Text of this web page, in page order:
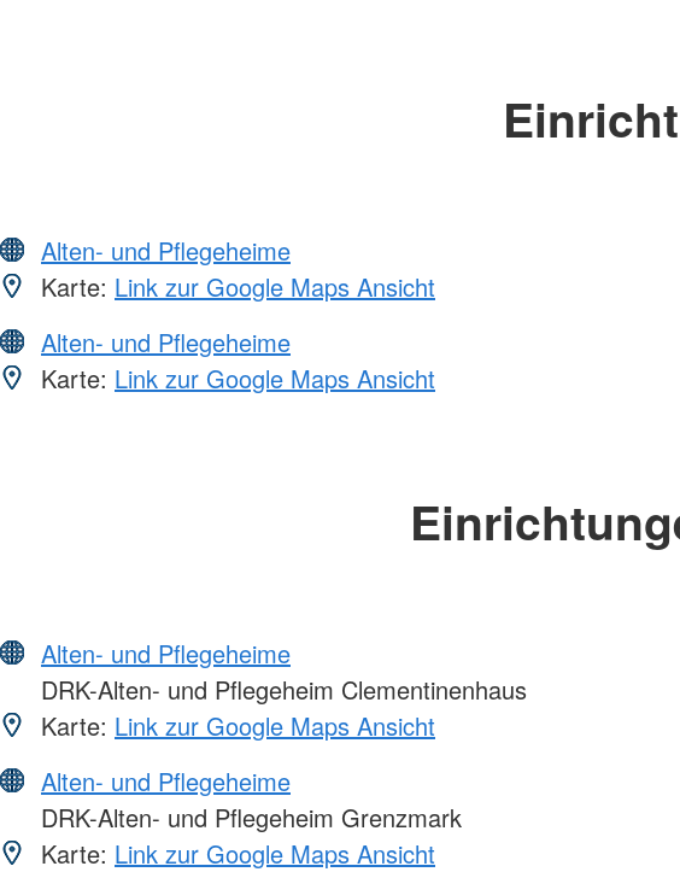
Alten- und Pflegeheime
Karte: Link zur Google Maps Ansicht
Alten- und Pflegeheime
Karte: Link zur Google Maps Ansicht
Alten- und Pflegeheime
DRK-Alten- und Pflegeheim Clementinenhaus
Karte: Link zur Google Maps Ansicht
Alten- und Pflegeheime
DRK-Alten- und Pflegeheim Grenzmark
Karte: Link zur Google Maps Ansicht